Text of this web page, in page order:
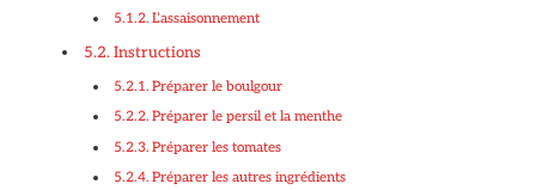
L’assaisonnement
Instructions
Préparer le boulgour
Préparer le persil et la menthe
Préparer les tomates
Préparer les autres ingrédients